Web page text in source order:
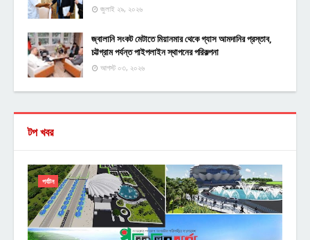
জুলাই ২৯, ২০২৬
জ্বালানি সংকট মেটাতে মিয়ানমার থেকে গ্যাস আমদানির প্রস্তাব,
চট্টগ্রাম পর্যন্ত পাইপলাইন স্থাপনের পরিকল্পনা
আগস্ট ০৩, ২০২৬
টপ খবর
পর্যটন